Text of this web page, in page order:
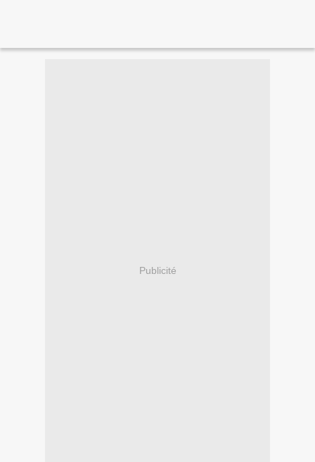
Publicité